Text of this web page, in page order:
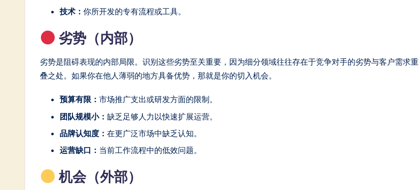
In
技术： 你所开发的专有流程或工具。
劣势（内部）
劣势是阻碍表现的内部局限。识别这些劣势至关重要，因为细分领域往往存在于竞争对手的劣势与客户需求重
叠之处。如果你在他人薄弱的地方具备优势，那就是你的切入机会。
预算有限： 市场推广支出或研发方面的限制。
团队规模小： 缺乏足够人力以快速扩展运营。
品牌认知度： 在更广泛市场中缺乏认知。
运营缺口： 当前工作流程中的低效问题。
机会（外部）